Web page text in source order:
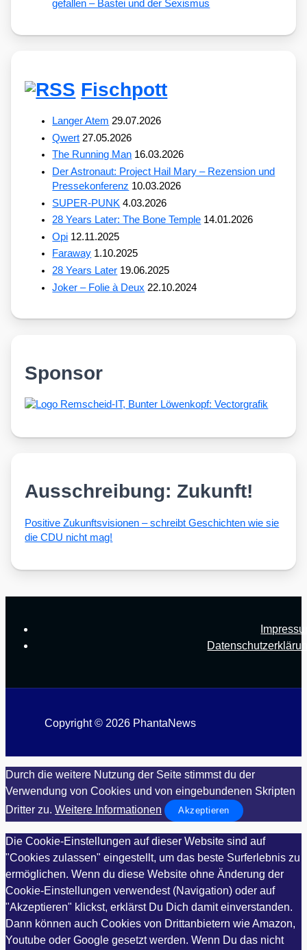
gefallen – Bastei und der Sexismus
Fischpott
Langer Atem 29.07.2026
Qwert 27.05.2026
The Running Man 16.03.2026
Der Astronaut: Project Hail Mary – Rezension und
Pressekonferenz 10.03.2026
SUPER-PUNK 4.03.2026
28 Years Later: The Bone Temple 14.01.2026
Opi 12.11.2025
Faraway 1.10.2025
28 Years Later 19.06.2025
Joker – Folie à Deux 22.10.2024
Sponsor
Ausschreibung: Zukunft!
Posi­ti­ve Zukunfts­vi­sio­nen – schreibt Geschich­ten wie sie
die CDU nicht mag!
Copyright © 2026 PhantaNews
Durch die weitere Nutzung der Seite stimmst du der
Verwendung von Cookies und von eingebundenen Skripten
Dritter zu. Weitere Informationen Akzeptieren
Die Cookie-Einstellungen auf dieser Website sind auf
"Cookies zulassen" eingestellt, um das beste Surferlebnis zu
ermöglichen. Wenn du diese Website ohne Änderung der
Cookie-Einstellungen verwendest (Navigation) oder auf
"Akzeptieren" klickst, erklärst Du Dich damit einverstanden.
Dann können auch Cookies von Drittanbietern wie Amazon,
Youtube oder Google gesetzt werden. Wenn Du das nicht